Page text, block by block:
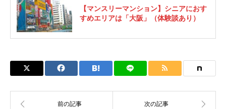
【マンスリーマンション】シニアにおす
すめエリアは「大阪」（体験談あり）